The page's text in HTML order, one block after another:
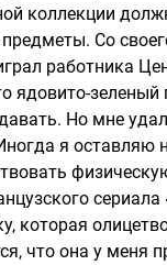
коллекции
Со
работника
ядовито-
Но мне
я оставляю
которая
что она у меня